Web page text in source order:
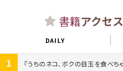
書籍アクセ
DAILY
1
うちのネコ、ボクの目玉を食べち